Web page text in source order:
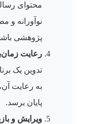
محتوای
نوآورانه و
پژوهشی
رعایت
تدوین یک
به رعایت
پایان برسد.
ویرایش و